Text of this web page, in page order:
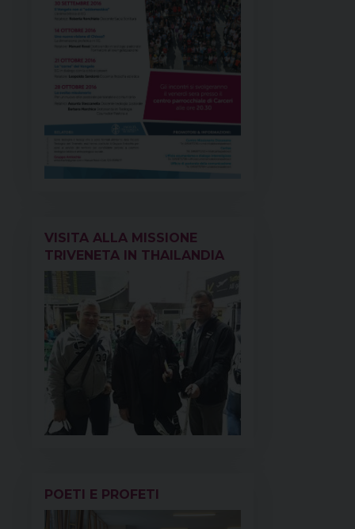
VISITA ALLA MISSIONE
TRIVENETA IN THAILANDIA
POETI E PROFETI